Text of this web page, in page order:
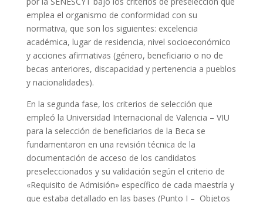
emplea el organismo de conformidad con su
normativa, que son los siguientes: excelencia
académica, lugar de residencia, nivel socioeconómico
y acciones afirmativas (género, beneficiario o no de
becas anteriores, discapacidad y pertenencia a pueblos
y nacionalidades).
En la segunda fase, los criterios de selección que
empleó la Universidad Internacional de Valencia – VIU
para la selección de beneficiarios de la Beca se
fundamentaron en una revisión técnica de la
documentación de acceso de los candidatos
preseleccionados y su validación según el criterio de
«Requisito de Admisión» específico de cada maestría y
que estaba detallado en las bases (Punto I – Objetos